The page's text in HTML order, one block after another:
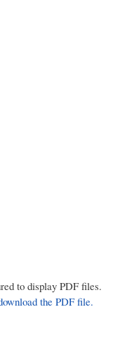
to display PDF files.
the PDF file.